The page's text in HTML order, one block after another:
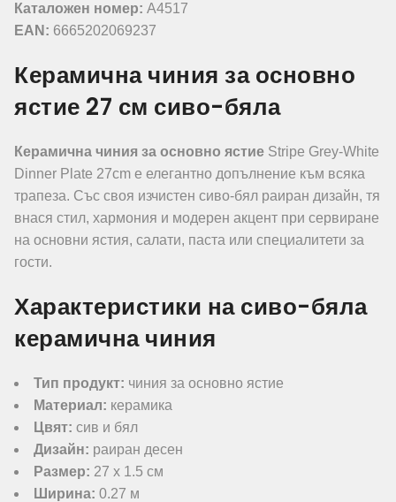
Каталожен номер: A4517
EAN: 6665202069237
Керамична чиния за основно
ястие 27 см сиво-бяла
Керамична чиния за основно ястие Stripe Grey-White
Dinner Plate 27cm е елегантно допълнение към всяка
трапеза. Със своя изчистен сиво-бял раиран дизайн, тя
внася стил, хармония и модерен акцент при сервиране
на основни ястия, салати, паста или специалитети за
гости.
Характеристики на сиво-бяла
керамична чиния
Тип продукт: чиния за основно ястие
Материал: керамика
Цвят: сив и бял
Дизайн: раиран десен
Размер: 27 x 1.5 см
Ширина: 0.27 м